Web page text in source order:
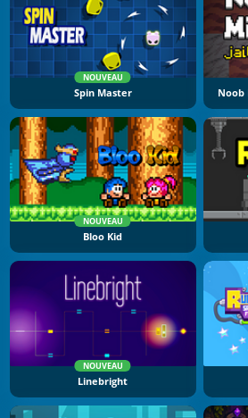
NOUVEAU
Spin Master Noob
NOUVEAU
Bloo Kid
NOUVEAU
Linebright